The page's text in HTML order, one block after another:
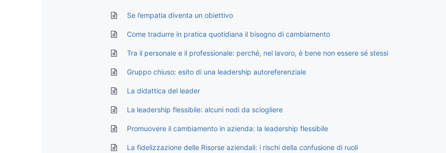
Se l’empatia diventa un obiettivo
Come tradurre in pratica quotidiana il bisogno di cambiamento
Tra il personale e il professionale: perché, nel lavoro, è bene non essere sé stessi
Gruppo chiuso: esito di una leadership autoreferenziale
La didattica del leader
La leadership flessibile: alcuni nodi da sciogliere
Promuovere il cambiamento in azienda: la leadership flessibile
La fidelizzazione delle Risorse aziendali: i rischi della confusione di ruoli